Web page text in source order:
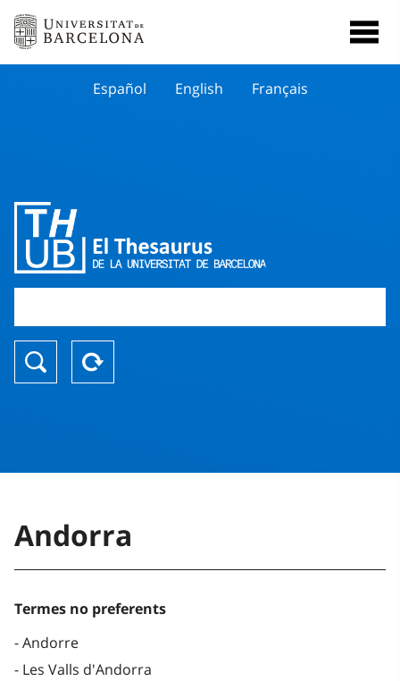
Español English Français
Andorra
Termes no preferents
Andorre
Les Valls d'Andorra